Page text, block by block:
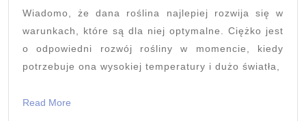
najlepiej
zasadzić
nasiona
Wiadomo, że dana roślina najlepiej rozwija się w
warunkach, które są dla niej optymalne. Ciężko jest
o odpowiedni rozwój rośliny w momencie, kiedy
potrzebuje ona wysokiej temperatury i dużo światła,
Read More